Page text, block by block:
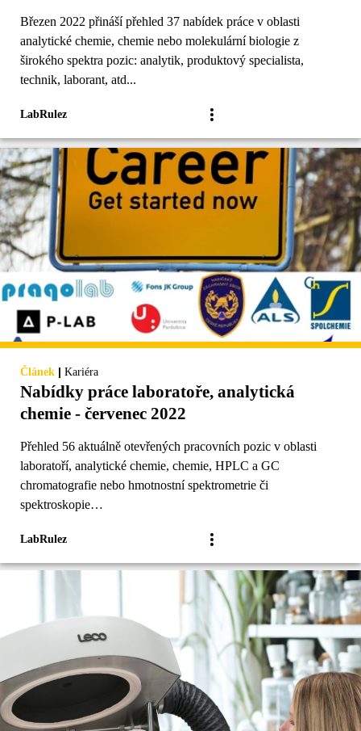
Březen 2022 přináší přehled 37 nabídek práce v oblasti
analytické chemie, chemie nebo molekulární biologie z
širokého spektra pozic: analytik, produktový specialista,
technik, laborant, atd...
LabRulez
Článek | Kariéra
Nabídky práce laboratoře, analytická
chemie - červenec 2022
Přehled 56 aktuálně otevřených pracovních pozic v oblasti
laboratoří, analytické chemie, chemie, HPLC a GC
chromatografie nebo hmotnostní spektrometrie či
spektroskopie…
LabRulez